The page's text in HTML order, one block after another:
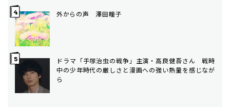
外からの声 澤田瞳子
ドラマ「手塚治虫の戦争」主演・高良健吾さん 戦時
中の少年時代の厳しさと漫画への強い熱量を感じなが
ら